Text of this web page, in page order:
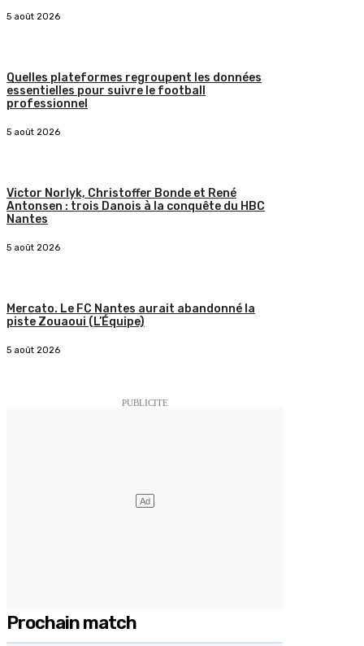
5 août 2026
Quelles plateformes regroupent les données
essentielles pour suivre le football
professionnel
5 août 2026
Victor Norlyk, Christoffer Bonde et René
Antonsen : trois Danois à la conquête du HBC
Nantes
5 août 2026
Mercato. Le FC Nantes aurait abandonné la
piste Zouaoui (L’Équipe)
5 août 2026
Prochain match